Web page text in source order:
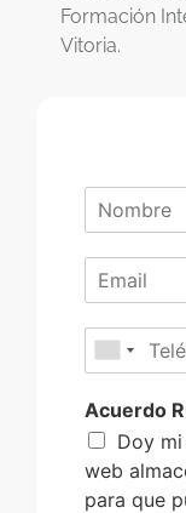
Formación
Vitoria.
Acuerdo
Doy
web
para que